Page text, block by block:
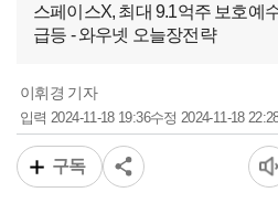
스페이스X, 최대 9.1억주 보호예
급등 - 와우넷 오늘장전략
이휘경 기자
입력2024-11-18 19:36수정 2024-11-18
구독